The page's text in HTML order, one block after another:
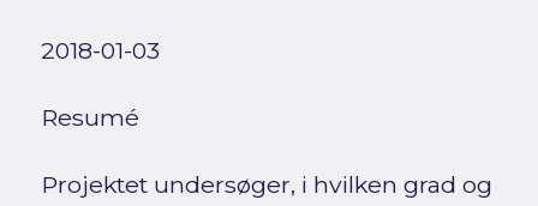
2018-01-03
Resumé
Projektet undersøger, i hvilken grad og